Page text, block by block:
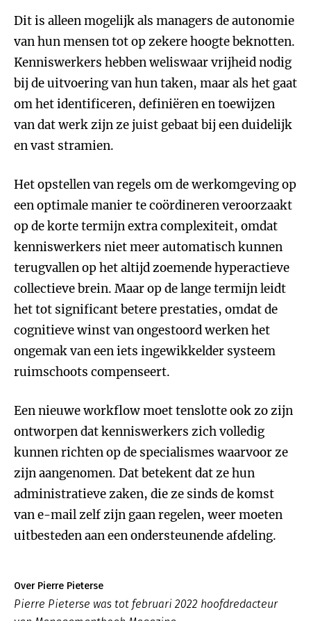
Dit is alleen mogelijk als managers de autonomie
van hun mensen tot op zekere hoogte beknotten.
Kenniswerkers hebben weliswaar vrijheid nodig
bij de uitvoering van hun taken, maar als het gaat
om het identificeren, definiëren en toewijzen
van dat werk zijn ze juist gebaat bij een duidelijk
en vast stramien.
Het opstellen van regels om de werkomgeving op
een optimale manier te coördineren veroorzaakt
op de korte termijn extra complexiteit, omdat
kenniswerkers niet meer automatisch kunnen
terugvallen op het altijd zoemende hyperactieve
collectieve brein. Maar op de lange termijn leidt
het tot significant betere prestaties, omdat de
cognitieve winst van ongestoord werken het
ongemak van een iets ingewikkelder systeem
ruimschoots compenseert.
Een nieuwe workflow moet tenslotte ook zo zijn
ontworpen dat kenniswerkers zich volledig
kunnen richten op de specialismes waarvoor ze
zijn aangenomen. Dat betekent dat ze hun
administratieve zaken, die ze sinds de komst
van e-mail zelf zijn gaan regelen, weer moeten
uitbesteden aan een ondersteunende afdeling.
Over Pierre Pieterse
Pierre Pieterse was tot februari 2022 hoofdredacteur